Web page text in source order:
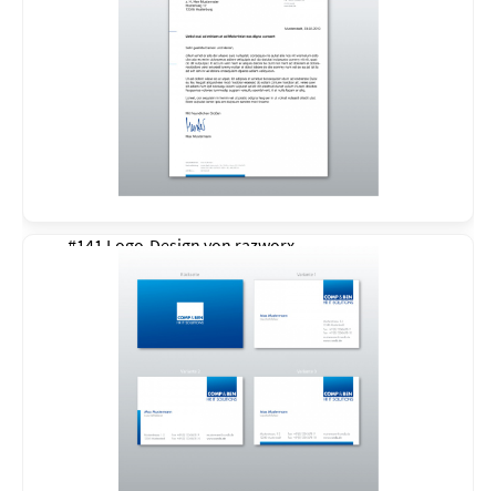
#141 Logo-Design von razworx